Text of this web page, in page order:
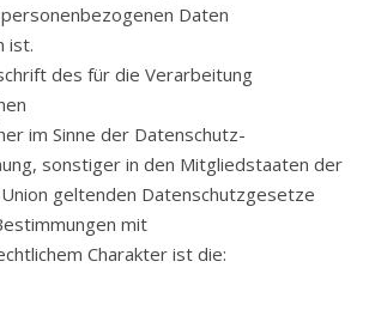
Daten
ist.
des für die Verarbeitung
im Sinne der Datenschutz-
sonstiger in den Mitgliedstaaten der
geltenden Datenschutzgesetze
mit
Charakter ist die: